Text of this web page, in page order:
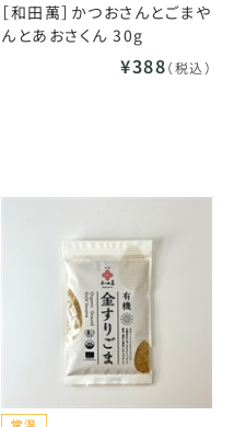
［和田萬］かつおさんとごまや
んとあおさくん 30g
¥388（税込）